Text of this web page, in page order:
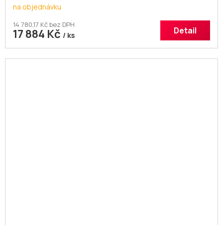
na objednávku
14 780,17 Kč bez DPH
17 884 Kč / ks Detail